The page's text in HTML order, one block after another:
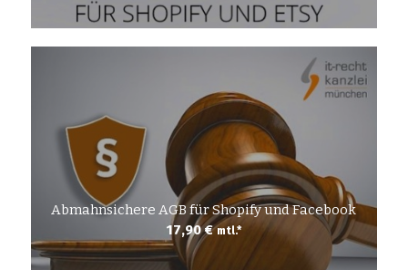
Abmahnsichere AGB für Shopify und Facebook
17,90€ mtl.*